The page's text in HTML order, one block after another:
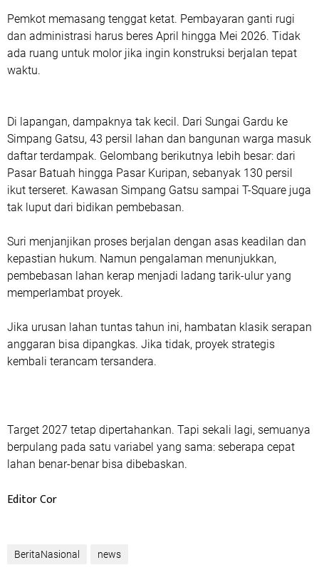
Pemkot memasang tenggat ketat. Pembayaran ganti rugi
dan administrasi harus beres April hingga Mei 2026. Tidak
ada ruang untuk molor jika ingin konstruksi berjalan tepat
waktu.
Di lapangan, dampaknya tak kecil. Dari Sungai Gardu ke
Simpang Gatsu, 43 persil lahan dan bangunan warga masuk
daftar terdampak. Gelombang berikutnya lebih besar: dari
Pasar Batuah hingga Pasar Kuripan, sebanyak 130 persil
ikut terseret. Kawasan Simpang Gatsu sampai T-Square juga
tak luput dari bidikan pembebasan.
Suri menjanjikan proses berjalan dengan asas keadilan dan
kepastian hukum. Namun pengalaman menunjukkan,
pembebasan lahan kerap menjadi ladang tarik-ulur yang
memperlambat proyek.
Jika urusan lahan tuntas tahun ini, hambatan klasik serapan
anggaran bisa dipangkas. Jika tidak, proyek strategis
kembali terancam tersandera.
Target 2027 tetap dipertahankan. Tapi sekali lagi, semuanya
berpulang pada satu variabel yang sama: seberapa cepat
lahan benar-benar bisa dibebaskan.
Editor Cor
BeritaNasional news